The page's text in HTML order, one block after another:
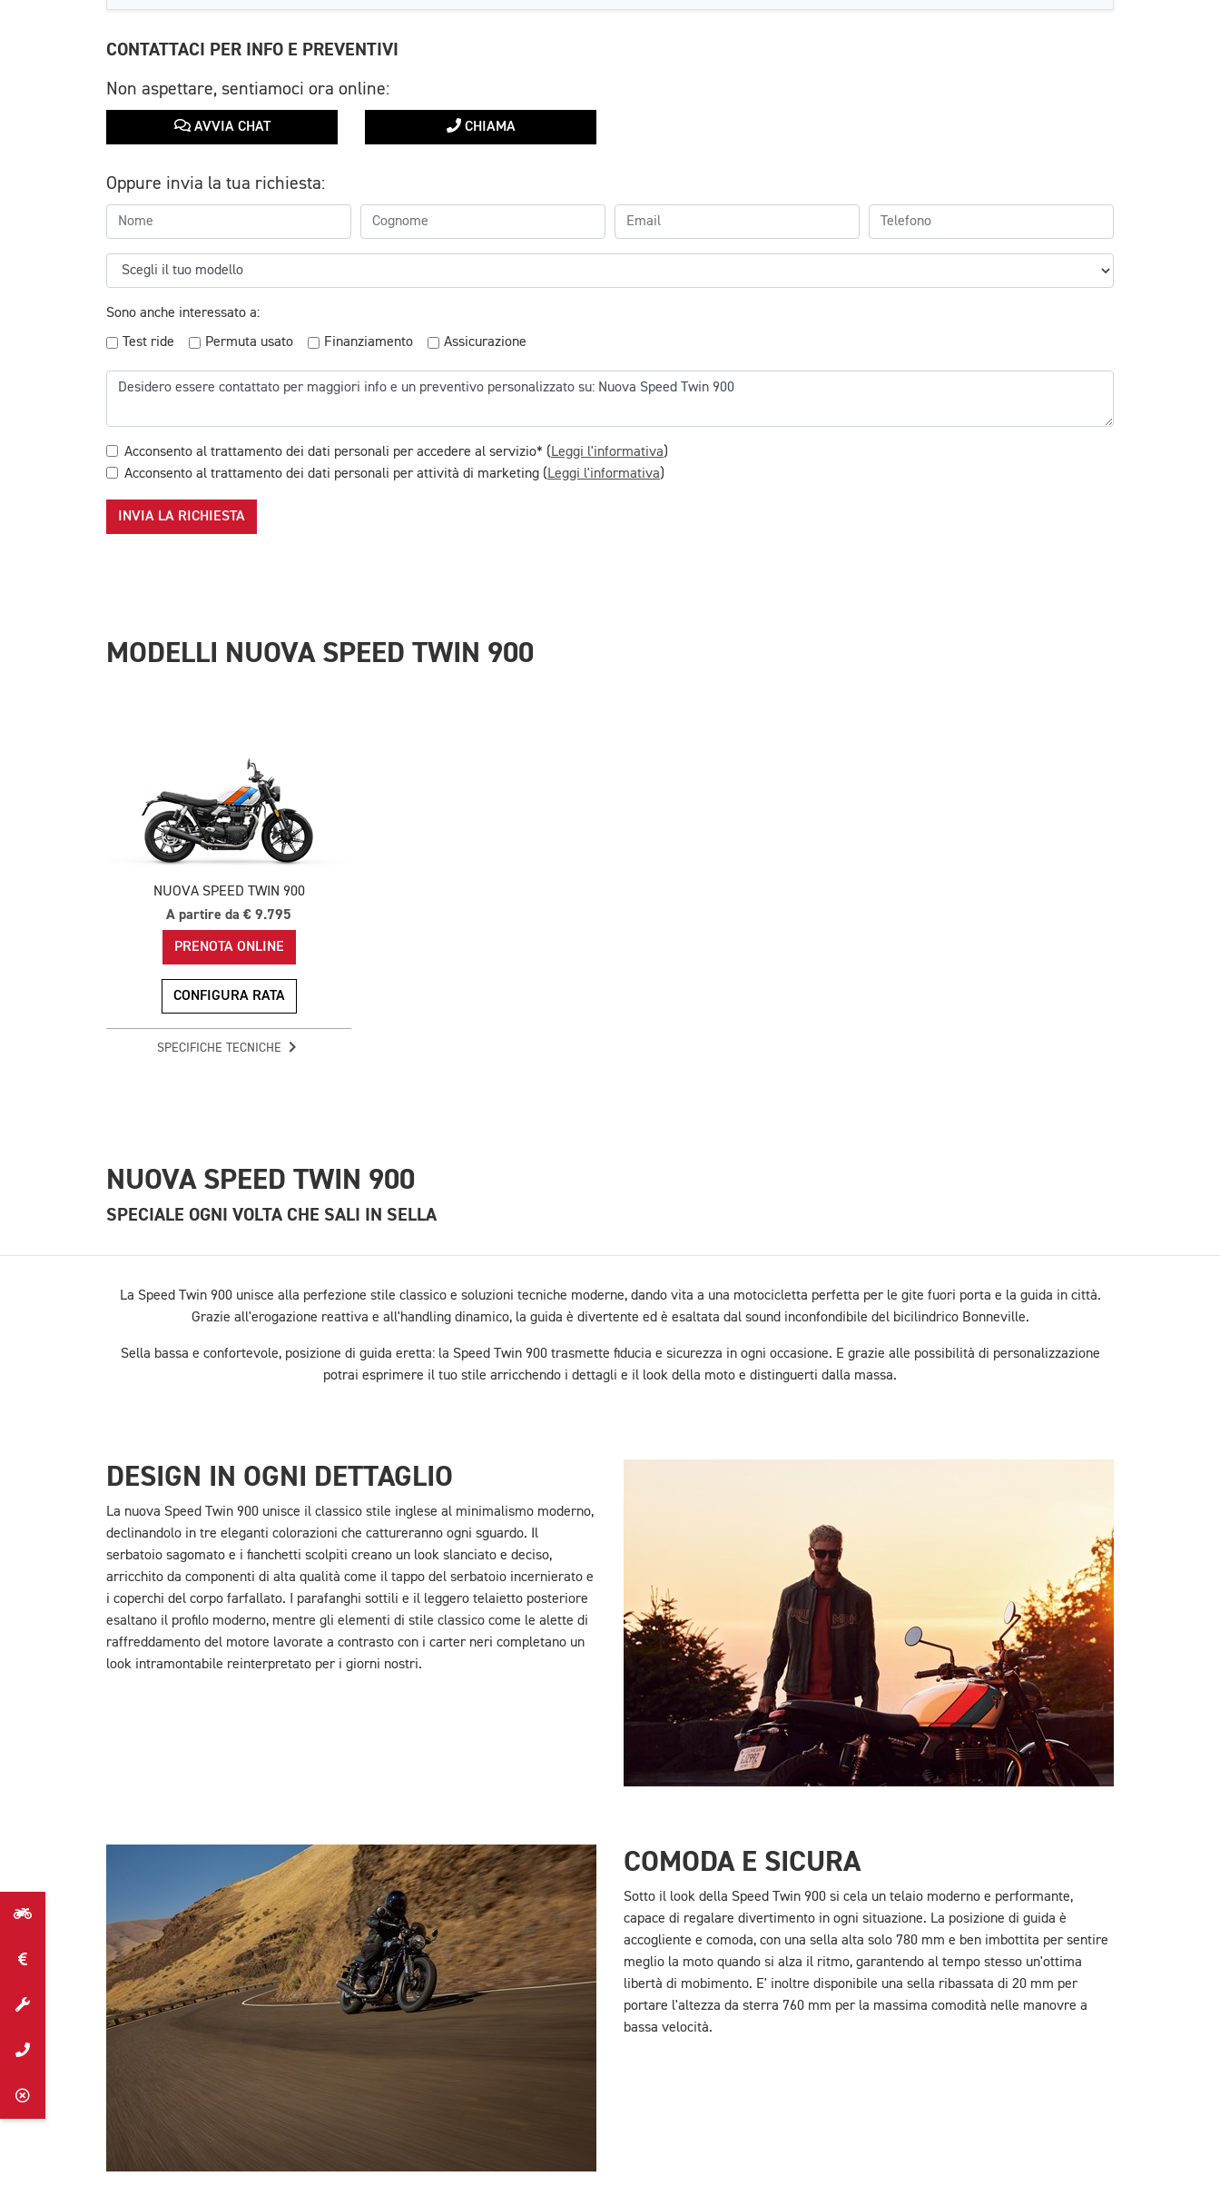
CONTATTACI PER INFO E PREVENTIVI
Non aspettare, sentiamoci ora online:
AVVIA CHAT CHIAMA
Oppure invia la tua richiesta:
Sono anche interessato a:
Test ride
Permuta usato Finanziamento Assicurazione
Acconsento al trattamento dei dati personali per accedere al servizio* (Leggi l'informativa)
Acconsento al trattamento dei dati personali per attività di marketing (Leggi l'informativa)
INVIA LA RICHIESTA
MODELLI NUOVA SPEED TWIN 900
NUOVA SPEED TWIN 900
A partire da € 9.795
PRENOTA ONLINE
CONFIGURA RATA
SPECIFICHE TECNICHE
NUOVA SPEED TWIN 900
SPECIALE OGNI VOLTA CHE SALI IN SELLA
La Speed Twin 900 unisce alla perfezione stile classico e soluzioni tecniche moderne, dando vita a una motocicletta perfetta per le gite fuori porta e la guida in città.
Grazie all'erogazione reattiva e all'handling dinamico, la guida è divertente ed è esaltata dal sound inconfondibile del bicilindrico Bonneville.
Sella bassa e confortevole, posizione di guida eretta: la Speed Twin 900 trasmette fiducia e sicurezza in ogni occasione. E grazie alle possibilità di personalizzazione
potrai esprimere il tuo stile arricchendo i dettagli e il look della moto e distinguerti dalla massa.
DESIGN IN OGNI DETTAGLIO
La nuova Speed Twin 900 unisce il classico stile inglese al minimalismo moderno,
declinandolo in tre eleganti colorazioni che cattureranno ogni sguardo. Il
serbatoio sagomato e i fianchetti scolpiti creano un look slanciato e deciso,
arricchito da componenti di alta qualità come il tappo del serbatoio incernierato e
i coperchi del corpo farfallato. I parafanghi sottili e il leggero telaietto posteriore
esaltano il profilo moderno, mentre gli elementi di stile classico come le alette di
raffreddamento del motore lavorate a contrasto con i carter neri completano un
look intramontabile reinterpretato per i giorni nostri.
COMODA E SICURA
Sotto il look della Speed Twin 900 si cela un telaio moderno e performante,
capace di regalare divertimento in ogni situazione. La posizione di guida è
accogliente e comoda, con una sella alta solo 780 mm e ben imbottita per sentire
meglio la moto quando si alza il ritmo, garantendo al tempo stesso un'ottima
libertà di mobimento. E' inoltre disponibile una sella ribassata di 20 mm per
portare l'altezza da sterra 760 mm per la massima comodità nelle manovre a
bassa velocità.